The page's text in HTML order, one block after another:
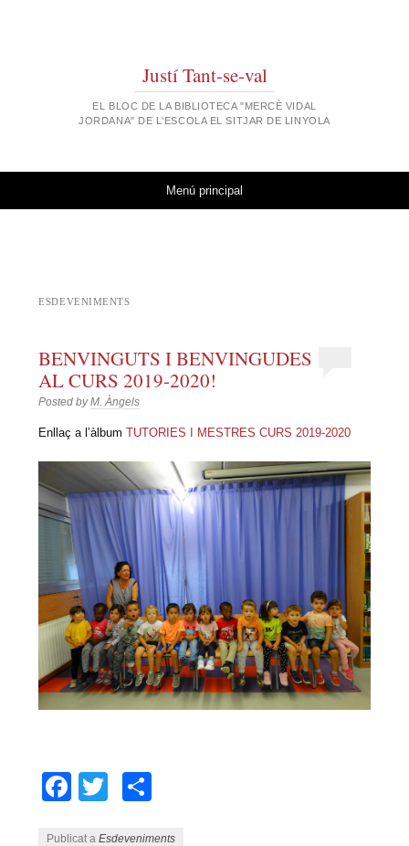
Justí Tant-se-val
EL BLOC DE LA BIBLIOTECA "MERCÈ VIDAL
JORDANA" DE L'ESCOLA EL SITJAR DE LINYOLA
Menú principal
ESDEVENIMENTS
BENVINGUTS I BENVINGUDES
AL CURS 2019-2020!
Posted byM. Àngels
Enllaç a l’àlbumTUTORIES I MESTRES CURS 2019-2020
Facebook
Twitter
Publicat aEsdeveniments